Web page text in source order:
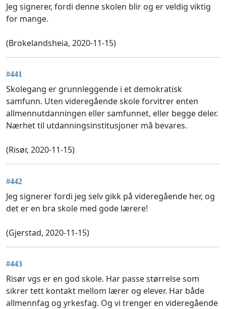
Jeg signerer, fordi denne skolen blir og er veldig viktig
for mange.
(Brokelandsheia, 2020-11-15)
#441
Skolegang er grunnleggende i et demokratisk
samfunn. Uten videregående skole forvitrer enten
allmennutdanningen eller samfunnet, eller begge deler.
Nærhet til utdanningsinstitusjoner må bevares.
(Risør, 2020-11-15)
#442
Jeg signerer fordi jeg selv gikk på videregående her, og
det er en bra skole med gode lærere!
(Gjerstad, 2020-11-15)
#443
Risør vgs er en god skole. Har passe størrelse som
sikrer tett kontakt mellom lærer og elever. Har både
allmennfag og yrkesfag. Og vi trenger en videregående